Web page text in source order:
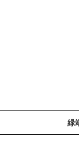
緑